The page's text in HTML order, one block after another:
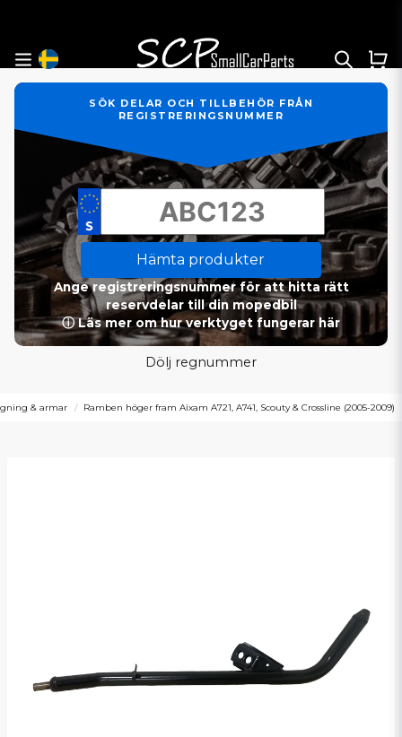
SÖK DELAR OCH TILLBEHÖR FRÅN
REGISTRERINGSNUMMER
Hämta produkter
Ange registreringsnummer för att hitta rätt
reservdelar till din mopedbil
ⓘ Läs mer om hur verktyget fungerar här
Dölj regnummer
& armar Ramben höger fram Aixam A721, A741, Scouty & Crossline (2005-2009)